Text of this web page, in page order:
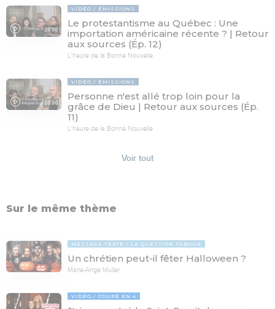
28:30
VIDÉO ÉMISSIONS
Le protestantisme au Québec : Une
importation américaine récente ? | Retour
aux sources (Ép. 12)
L'heure de la Bonne Nouvelle
28:30
VIDÉO ÉMISSIONS
Personne n'est allé trop loin pour la
grâce de Dieu | Retour aux sources (Ép.
11)
L'heure de la Bonne Nouvelle
Voir tout
Sur le même thème
MESSAGE TEXTE LA QUESTION TABOUE
Un chrétien peut-il fêter Halloween ?
Marie-Ange Muller
VIDÉO COUPÉ EN 4